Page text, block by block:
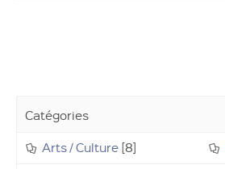
Catégories
Arts / Culture [8]